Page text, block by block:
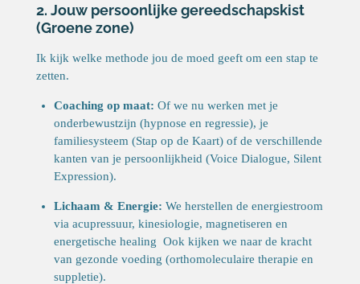
2. Jouw persoonlijke gereedschapskist
(Groene zone)
Ik kijk welke methode jou de moed geeft om een stap te
zetten.
Coaching op maat: Of we nu werken met je
onderbewustzijn (hypnose en regressie), je
familiesysteem (Stap op de Kaart) of de verschillende
kanten van je persoonlijkheid (Voice Dialogue, Silent
Expression).
Lichaam & Energie: We herstellen de energiestroom
via acupressuur, kinesiologie, magnetiseren en
energetische healing Ook kijken we naar de kracht
van gezonde voeding (orthomoleculaire therapie en
suppletie).